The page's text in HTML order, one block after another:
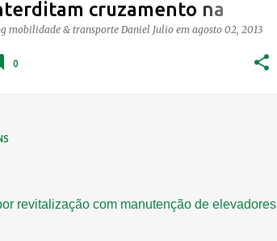
cruzamento na
Caxangá.
mobilidade & transporte Daniel Julio em agosto 02, 2013
0
revitalização com manutenção de elevadores